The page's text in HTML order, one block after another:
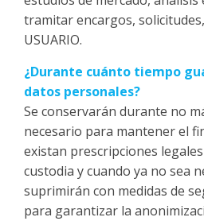
tramitar encargos,
USUARIO.
¿Durante cuánto tiempo
datos personales?
Se conservarán durante no
necesario para mantener el
existan prescripciones
custodia y cuando ya no sea
suprimirán con medidas de
para garantizar la